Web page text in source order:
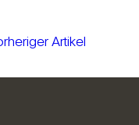
Artikel